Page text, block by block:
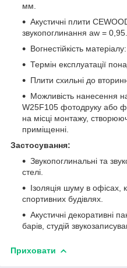
мм.
Акустичні плити
звукопоглинання aw = 0,95.
Вогнестійкість
Термін експлуатації
Плити схильні до
Можливість нанесення
W25F105 фотодруку або
на місці монтажу,
приміщенні.
Застосування:
Звукопоглинальні та
стелі.
Ізоляція шуму в офісах,
спортивних будівлях.
Акустичні декоративні
барів, студій
Приховати